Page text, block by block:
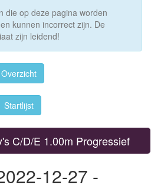
die op deze pagina worden
kunnen incorrect zijn. De
zijn leidend!
Overzicht
Startlijst
C/D/E 1.00m Progressief
12-27 -